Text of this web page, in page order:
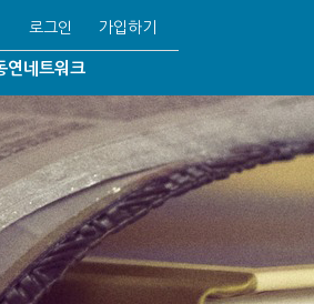
로그인 가입하기
연네트워크